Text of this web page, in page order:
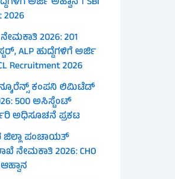
2026
2026: 201
ALP ಹುದ್ದೆಗಳಿಗೆ ಅರ್ಜಿ
Recruitment 2026
ಕಂಪನಿ ಲಿಮಿಟೆಡ್
500 ಅಸಿಸ್ಟೆಂಟ್
ಅಧಿಸೂಚನೆ ಪ್ರಕಟ
ಜಿಲ್ಲಾ ಪಂಚಾಯತ್
ನೇಮಕಾತಿ 2026: CHO